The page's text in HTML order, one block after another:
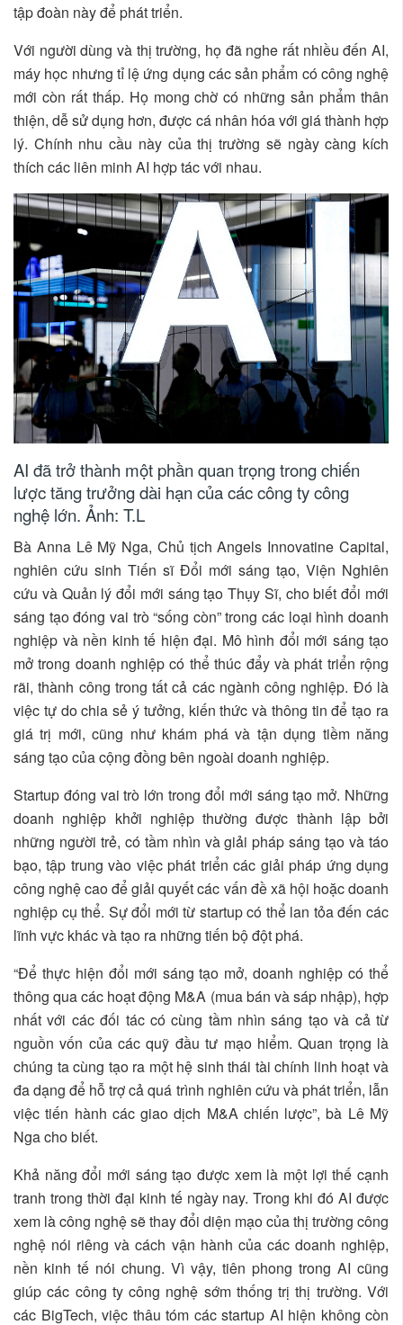
tập đoàn này để phát triển.
Với người dùng và thị trường, họ đã nghe rất nhiều đến AI,
máy học nhưng tỉ lệ ứng dụng các sản phẩm có công nghệ
mới còn rất thấp. Họ mong chờ có những sản phẩm thân
thiện, dễ sử dụng hơn, được cá nhân hóa với giá thành hợp
lý. Chính nhu cầu này của thị trường sẽ ngày càng kích
thích các liên minh AI hợp tác với nhau.
AI đã trở thành một phần quan trọng trong chiến
lược tăng trưởng dài hạn của các công ty công
nghệ lớn. Ảnh: T.L
Bà Anna Lê Mỹ Nga, Chủ tịch Angels Innovatine Capital,
nghiên cứu sinh Tiến sĩ Đổi mới sáng tạo, Viện Nghiên
cứu và Quản lý đổi mới sáng tạo Thụy Sĩ, cho biết đổi mới
sáng tạo đóng vai trò “sống còn” trong các loại hình doanh
nghiệp và nền kinh tế hiện đại. Mô hình đổi mới sáng tạo
mở trong doanh nghiệp có thể thúc đẩy và phát triển rộng
rãi, thành công trong tất cả các ngành công nghiệp. Đó là
việc tự do chia sẻ ý tưởng, kiến thức và thông tin để tạo ra
giá trị mới, cũng như khám phá và tận dụng tiềm năng
sáng tạo của cộng đồng bên ngoài doanh nghiệp.
Startup đóng vai trò lớn trong đổi mới sáng tạo mở. Những
doanh nghiệp khởi nghiệp thường được thành lập bởi
những người trẻ, có tầm nhìn và giải pháp sáng tạo và táo
bạo, tập trung vào việc phát triển các giải pháp ứng dụng
công nghệ cao để giải quyết các vấn đề xã hội hoặc doanh
nghiệp cụ thể. Sự đổi mới từ startup có thể lan tỏa đến các
lĩnh vực khác và tạo ra những tiến bộ đột phá.
“Để thực hiện đổi mới sáng tạo mở, doanh nghiệp có thể
thông qua các hoạt động M&A (mua bán và sáp nhập), hợp
nhất với các đối tác có cùng tầm nhìn sáng tạo và cả từ
nguồn vốn của các quỹ đầu tư mạo hiểm. Quan trọng là
chúng ta cùng tạo ra một hệ sinh thái tài chính linh hoạt và
đa dạng để hỗ trợ cả quá trình nghiên cứu và phát triển, lẫn
việc tiến hành các giao dịch M&A chiến lược”, bà Lê Mỹ
Nga cho biết.
Khả năng đổi mới sáng tạo được xem là một lợi thế cạnh
tranh trong thời đại kinh tế ngày nay. Trong khi đó AI được
xem là công nghệ sẽ thay đổi diện mạo của thị trường công
nghệ nói riêng và cách vận hành của các doanh nghiệp,
nền kinh tế nói chung. Vì vậy, tiên phong trong AI cũng
giúp các công ty công nghệ sớm thống trị thị trường. Với
các BigTech, việc thâu tóm các startup AI hiện không còn